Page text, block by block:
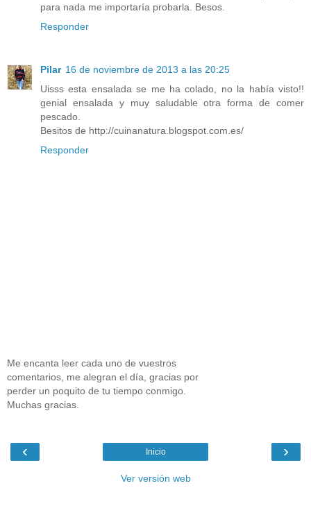
para nada me importaría probarla. Besos.
Responder
Pilar 16 de noviembre de 2013 a las 20:25
Uisss esta ensalada se me ha colado, no la había visto!!
genial ensalada y muy saludable otra forma de comer
pescado.
Besitos de http://cuinanatura.blogspot.com.es/
Responder
Me encanta leer cada uno de vuestros
comentarios, me alegran el día, gracias por
perder un poquito de tu tiempo conmigo.
Muchas gracias.
‹ ›
Inicio
Ver versión web